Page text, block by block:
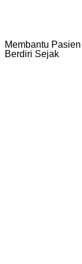
Membantu Pasien
Berdiri Sejak